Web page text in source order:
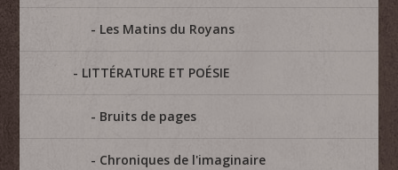
Les Matins du Royans
LITTÉRATURE ET POÉSIE
Bruits de pages
Chroniques de l'imaginaire